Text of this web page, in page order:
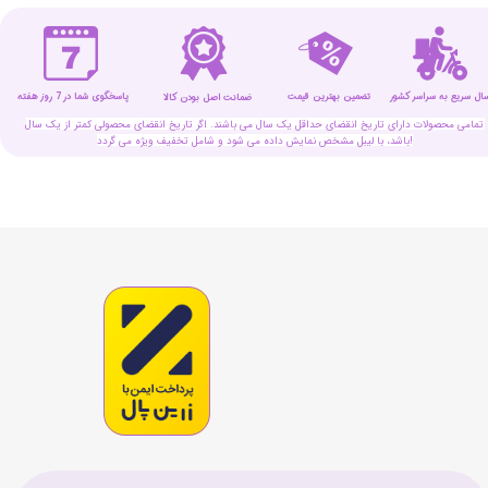
تمامی محصولات دارای تاریخ انقضای حداقل یک سال می باشند. اگر تاریخ انقضای محصولی کمتر از یک سال
باشد، با لیبل مشخص نمایش داده می شود و شامل تخفیف ویژه می گردد!
ضمانت اصل بودن کالا تضمین بهترین قیمت پاسخگوی شما در 7 روز هفته سریع به سراسر کشور